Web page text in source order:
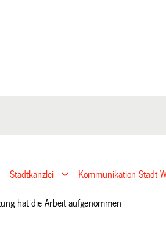
Stadtkanzlei Kommunikation Stadt
hat die Arbeit aufgenommen